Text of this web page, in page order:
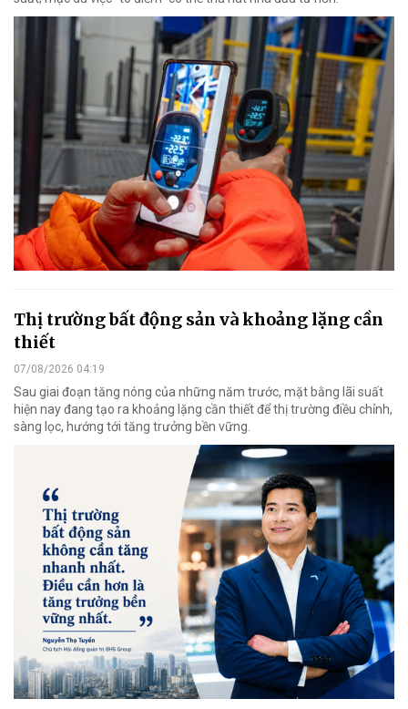
Thị trường bất động sản và khoảng lặng cần
thiết
07/08/2026 04:19
Sau giai đoạn tăng nóng của những năm trước, mặt bằng lãi suất
hiện nay đang tạo ra khoảng lặng cần thiết để thị trường điều chỉnh,
sàng lọc, hướng tới tăng trưởng bền vững.